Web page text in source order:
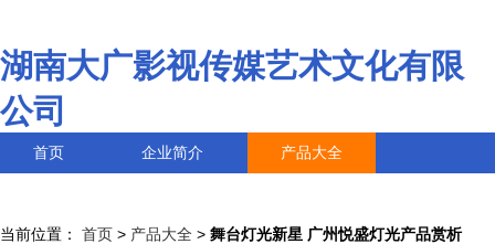
湖南大广影视传媒艺术文化有限
公司
首页 企业简介 产品大全
当前位置： 首页 > 产品大全 > 舞台灯光新星 广州悦盛灯光产品赏析